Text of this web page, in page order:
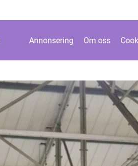
Annonsering Om oss